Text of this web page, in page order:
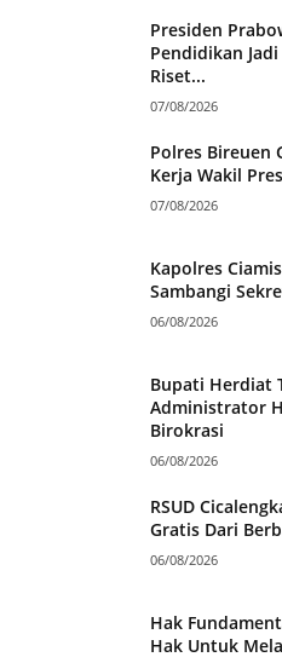
Presiden
Pendidikan
Riset...
07/08/2026
Polres Bireuen
Kerja Wakil
07/08/2026
Kapolres
Sambangi
06/08/2026
Bupati Herdiat
Administrator
Birokrasi
06/08/2026
RSUD
Gratis Dari
06/08/2026
Hak
Hak Untuk